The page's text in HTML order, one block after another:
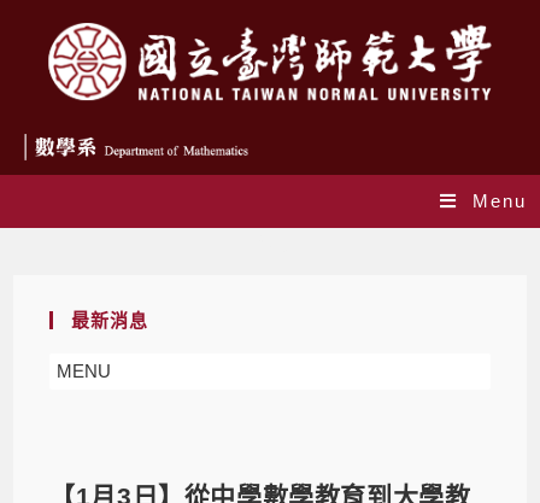
Menu
最新消息
MENU
【1月3日】從中學數學教育到大學教